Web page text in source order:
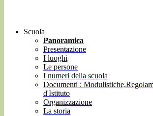
Scuola
Panoramica
Presentazione
I luoghi
Le persone
I numeri della scuola
Documenti :
d'Istituto
Organizzazione
La storia